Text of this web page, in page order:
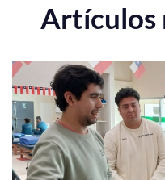
Artículos